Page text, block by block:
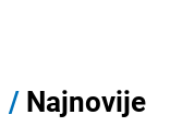
/ Najnovije